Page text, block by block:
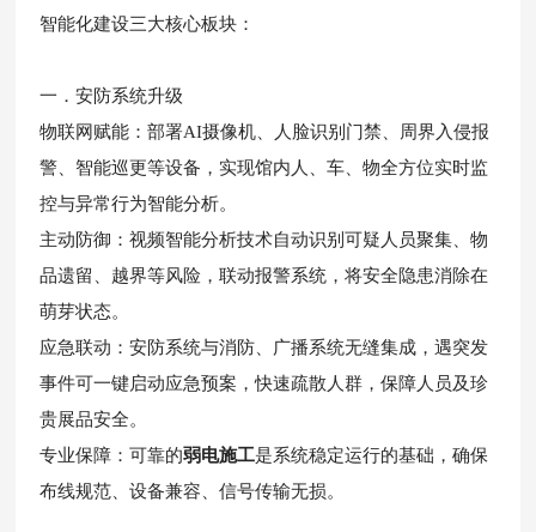
智能化建设三大核心板块：
一．安防系统升级
物联网赋能：部署AI摄像机、人脸识别门禁、周界入侵报
警、智能巡更等设备，实现馆内人、车、物全方位实时监
控与异常行为智能分析。
主动防御：视频智能分析技术自动识别可疑人员聚集、物
品遗留、越界等风险，联动报警系统，将安全隐患消除在
萌芽状态。
应急联动：安防系统与消防、广播系统无缝集成，遇突发
事件可一键启动应急预案，快速疏散人群，保障人员及珍
贵展品安全。
专业保障：可靠的弱电施工是系统稳定运行的基础，确保
布线规范、设备兼容、信号传输无损。